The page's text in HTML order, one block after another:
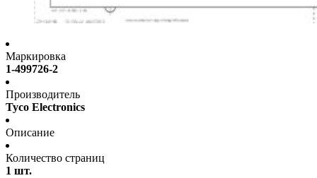
Маркировка
1-499726-2
Производитель
Tyco Electronics
Описание
Количество страниц
1 шт.